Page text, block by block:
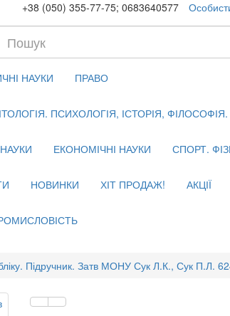
+38 (050) 355-77-75; 0683640577
НАУКИ ПРАВО
ПСИХОЛОГІЯ, ІСТОРІЯ, ФІЛОСОФІЯ.
ЕКОНОМІЧНІ НАУКИ СПОРТ.
НОВИНКИ ХІТ ПРОДАЖ! АКЦІЇ
Підручник. Затв МОНУ Сук Л.К., Сук П.Л.